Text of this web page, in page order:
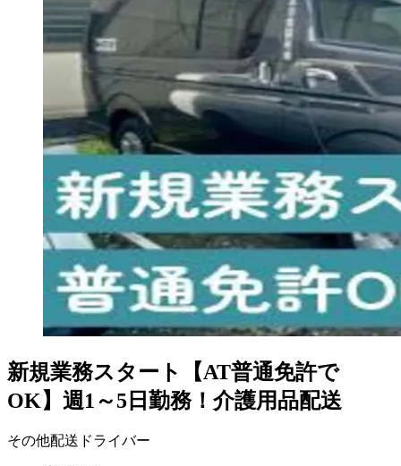
新規業務スタート【AT普通免許で
OK】週1～5日勤務！介護用品配送
その他配送ドライバー